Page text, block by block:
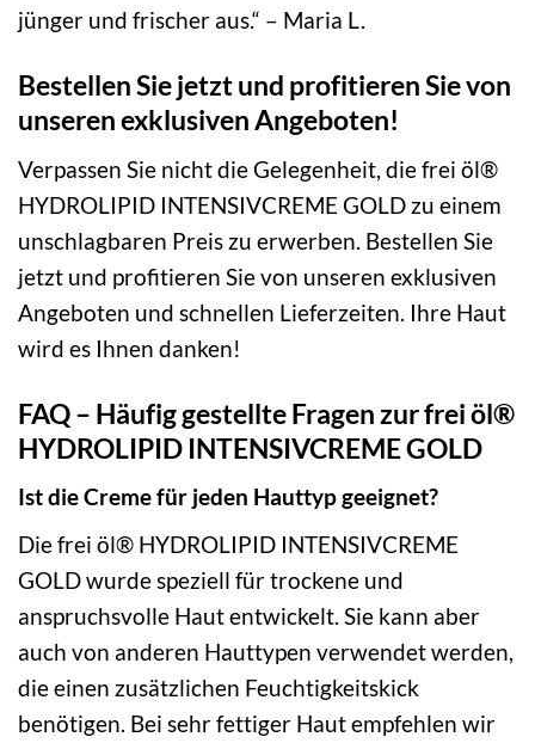
jünger und frischer aus.“ – Maria L.
Bestellen Sie jetzt und profitieren Sie von
unseren exklusiven Angeboten!
Verpassen Sie nicht die Gelegenheit, die frei öl®
HYDROLIPID INTENSIVCREME GOLD zu einem
unschlagbaren Preis zu erwerben. Bestellen Sie
jetzt und profitieren Sie von unseren exklusiven
Angeboten und schnellen Lieferzeiten. Ihre Haut
wird es Ihnen danken!
FAQ – Häufig gestellte Fragen zur frei öl®
HYDROLIPID INTENSIVCREME GOLD
Ist die Creme für jeden Hauttyp geeignet?
Die frei öl® HYDROLIPID INTENSIVCREME
GOLD wurde speziell für trockene und
anspruchsvolle Haut entwickelt. Sie kann aber
auch von anderen Hauttypen verwendet werden,
die einen zusätzlichen Feuchtigkeitskick
benötigen. Bei sehr fettiger Haut empfehlen wir